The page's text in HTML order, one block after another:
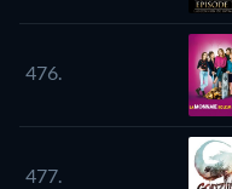
476.
477.